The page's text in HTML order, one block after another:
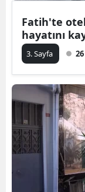
Fatih'te otel
hayatını
3. Sayfa